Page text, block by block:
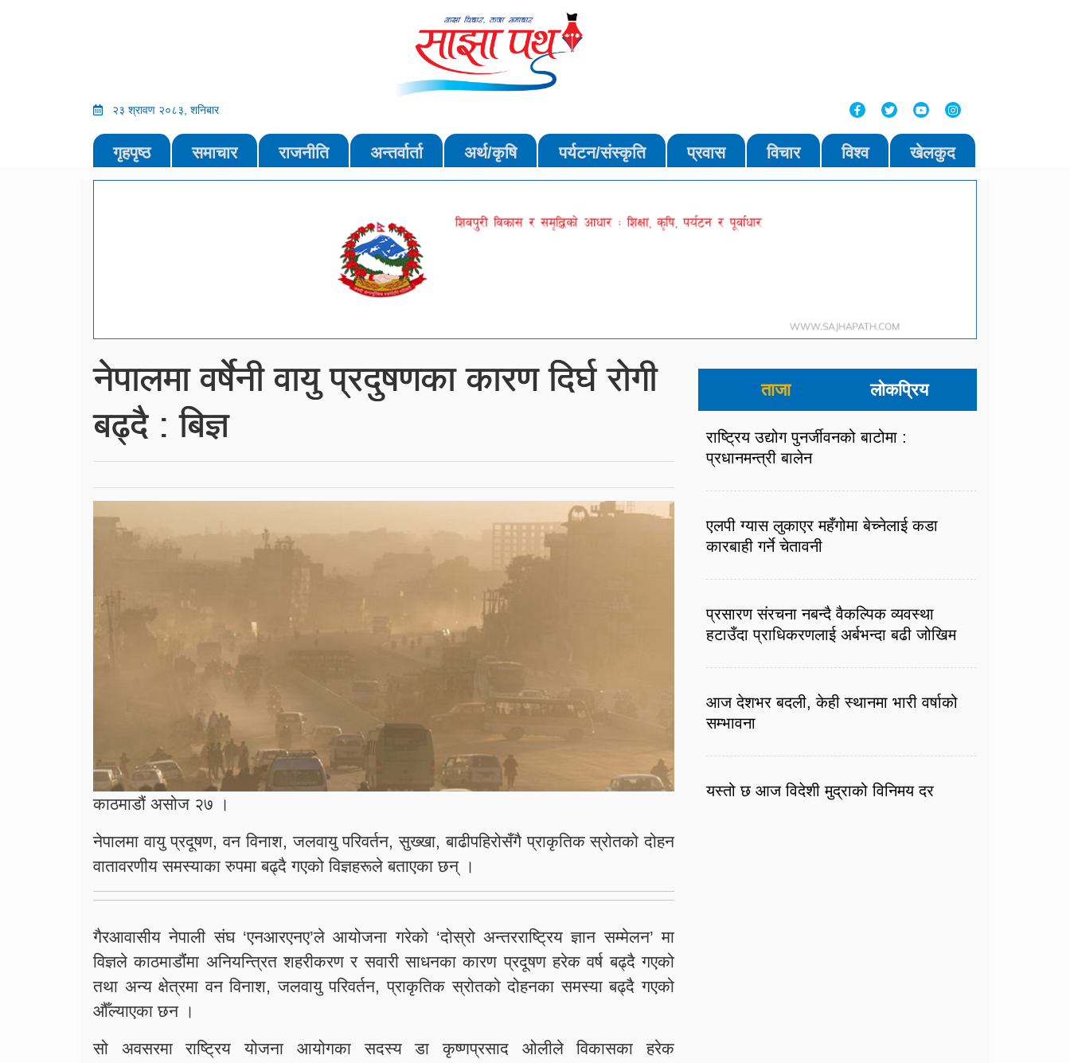
२३ श्रावण २०८३, शनिबार
गृहपृष्ठ समाचार राजनीति अन्तर्वार्ता अर्थ/कृषि पर्यटन/संस्कृति प्रवास विचार विश्व खेलकुद
नेपालमा वर्षेनी वायु प्रदुषणका कारण दिर्घ रोगी
बढ्दै : बिज्ञ
काठमाडौं असोज २७ ।
नेपालमा वायु प्रदूषण, वन विनाश, जलवायु परिवर्तन, सुख्खा, बाढीपहिरोसँगै प्राकृतिक स्रोतको दोहन
वातावरणीय समस्याका रुपमा बढ्दै गएको विज्ञहरूले बताएका छन् ।
गैरआवासीय नेपाली संघ ‘एनआरएनए’ले आयोजना गरेको ‘दोस्रो अन्तरराष्ट्रिय ज्ञान सम्मेलन’ मा
विज्ञले काठमाडौंंमा अनियन्त्रित शहरीकरण र सवारी साधनका कारण प्रदूषण हरेक वर्ष बढ्दै गएको
तथा अन्य क्षेत्रमा वन विनाश, जलवायु परिवर्तन, प्राकृतिक स्रोतको दोहनका समस्या बढ्दै गएको
औँल्याएका छन ।
सो अवसरमा राष्ट्रिय योजना आयोगका सदस्य डा कृष्णप्रसाद ओलीले विकासका हरेक
ताजा लोकप्रिय
राष्ट्रिय उद्योग पुनर्जीवनको बाटोमा :
प्रधानमन्त्री बालेन
एलपी ग्यास लुकाएर महँगोमा बेच्नेलाई कडा
कारबाही गर्ने चेतावनी
प्रसारण संरचना नबन्दै वैकल्पिक व्यवस्था
हटाउँदा प्राधिकरणलाई अर्बभन्दा बढी जोखिम
आज देशभर बदली, केही स्थानमा भारी वर्षाको
सम्भावना
यस्तो छ आज विदेशी मुद्राको विनिमय दर